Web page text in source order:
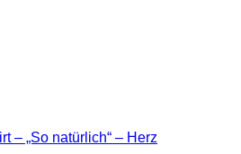
– „So natürlich“ – Herz